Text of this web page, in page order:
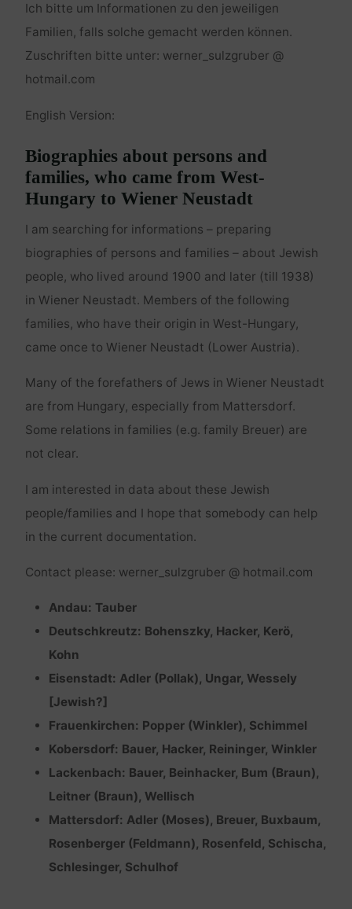
Ich bitte um Informationen zu den jeweiligen
Familien, falls solche gemacht werden können.
Zuschriften bitte unter: werner_sulzgruber @
hotmail.com
English Version:
Biographies about persons and
families, who came from West-
Hungary to Wiener Neustadt
I am searching for informations – preparing
biographies of persons and families – about Jewish
people, who lived around 1900 and later (till 1938)
in Wiener Neustadt. Members of the following
families, who have their origin in West-Hungary,
came once to Wiener Neustadt (Lower Austria).
Many of the forefathers of Jews in Wiener Neustadt
are from Hungary, especially from Mattersdorf.
Some relations in families (e.g. family Breuer) are
not clear.
I am interested in data about these Jewish
people/families and I hope that somebody can help
in the current documentation.
Contact please: werner_sulzgruber @ hotmail.com
Andau: Tauber
Deutschkreutz: Bohenszky, Hacker, Kerö,
Kohn
Eisenstadt: Adler (Pollak), Ungar, Wessely
[Jewish?]
Frauenkirchen: Popper (Winkler), Schimmel
Kobersdorf: Bauer, Hacker, Reininger, Winkler
Lackenbach: Bauer, Beinhacker, Bum (Braun),
Leitner (Braun), Wellisch
Mattersdorf: Adler (Moses), Breuer, Buxbaum,
Rosenberger (Feldmann), Rosenfeld, Schischa,
Schlesinger, Schulhof